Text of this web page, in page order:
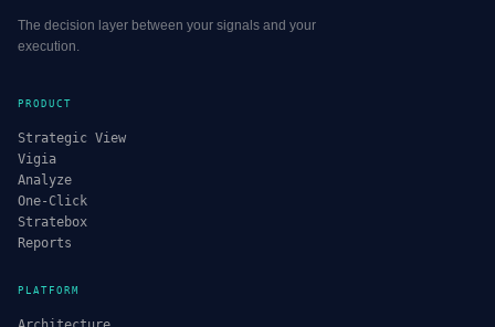
The decision layer between your signals and your
execution.
PRODUCT
Strategic View
Vigia
Analyze
One-Click
Stratebox
Reports
PLATFORM